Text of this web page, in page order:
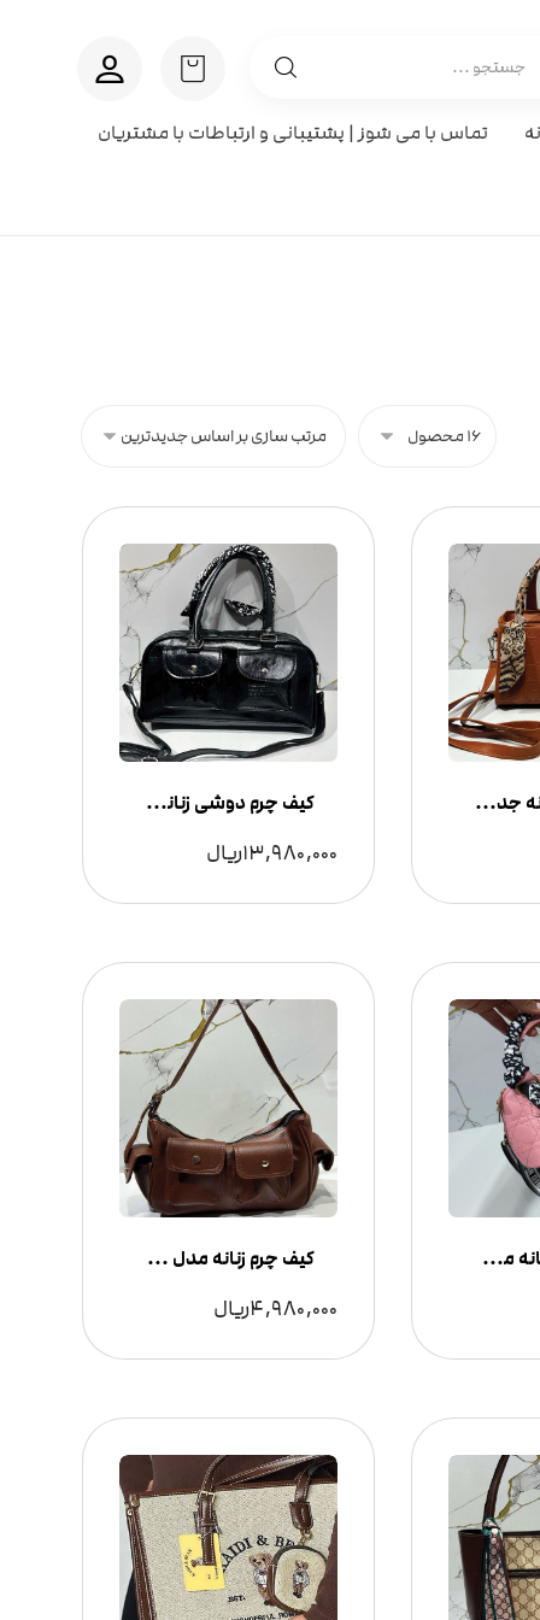
تماس با می شوز | پشتیبانی و ارتباطات با مشتریان
کیف گوچی زنانه جدید و لوکس کیف چرم دوشی زنانه مدل ۲ جیب سایز بزرگ
13,980,000ریال
کیف دوشی زنانه مدل شنل‌دوزی دیور کیف چرم زنانه مدل 4 جیب | کیف دوشی شیک و جادار
4,980,000ریال